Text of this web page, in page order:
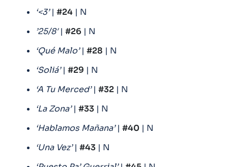
‘<3’| #24 | N
’25/8′| #26 | N
‘Qué Malo’| #28 | N
‘Soliá’| #29 | N
‘A Tu Merced’| #32 | N
‘La Zona’| #33 | N
‘Hablamos Mañana’| #40 | N
‘Una Vez’| #43 | N